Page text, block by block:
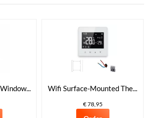
Wifi Surface-Mounted The...
€ 78,95